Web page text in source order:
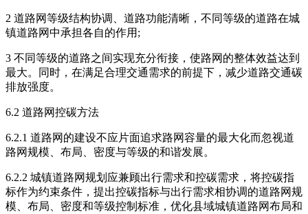
2 道路网等级结构协调、道路功能清晰，不同等级的道路在城
镇道路网中承担各自的作用;
3 不同等级的道路之间实现充分衔接，使路网的整体效益达到
最大。同时，在满足合理交通需求的前提下，减少道路交通碳
排放强度。
6.2 道路网控碳方法
6.2.1 道路网的建设不应片面追求路网容量的最大化而忽视道
路网规模、布局、密度与等级的和谐发展。
6.2.2 城镇道路网规划应兼顾出行需求和控碳需求，将控碳指
标作为约束条件，提出控碳指标与出行需求相协调的道路网规
模、布局、密度和等级控制标准，优化县域城镇道路网布局和